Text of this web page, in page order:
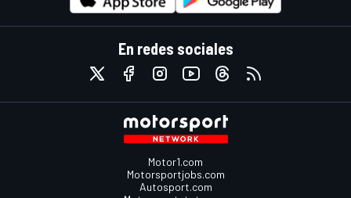
En redes sociales
Motor1.com
Motorsportjobs.com
Autosport.com